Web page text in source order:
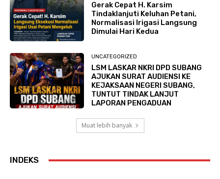
Gerak Cepat H. Karsim
Tindaklanjuti Keluhan Petani,
Normalisasi Irigasi Langsung
Dimulai Hari Kedua
UNCATEGORIZED
LSM LASKAR NKRI DPD SUBANG
AJUKAN SURAT AUDIENSI KE
KEJAKSAAN NEGERI SUBANG,
TUNTUT TINDAK LANJUT
LAPORAN PENGADUAN
Muat lebih banyak
INDEKS